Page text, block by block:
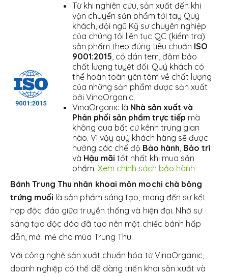
Từ khi nghiên cứu, sản xuất đến khi
vận chuyển sản phẩm tới tay Quý
khách, đội ngũ Kỹ sư chuyên nghiệp
của chúng tôi liên tục QC (kiểm tra)
sản phẩm theo đúng tiêu chuẩn ISO
9001:2015, có dán tem, đảm bảo
chất lượng tuyệt đối. Quý khách có
thể hoàn toàn yên tâm về chất lượng
của những sản phẩm được sản xuất
bởi VinaOrganic.
VinaOrganic là Nhà sản xuất và
Phân phối sản phẩm trực tiếp mà
không qua bất cứ kênh trung gian
nào. Vì vậy quý khách hàng sẽ được
hưởng các chế độ Bảo hành, Bảo trì
và Hậu mãi tốt nhất khi mua sản
phẩm. Xem chính sách bảo hành
Bánh Trung Thu nhân khoai môn mochi chà bông
trứng muối là sản phẩm sáng tạo, mang đến sự kết
hợp độc đáo giữa truyền thống và hiện đại. Nhờ sự
sáng tạo độc đáo đã tạo nên một chiếc bánh hấp
dẫn, mới mẻ cho mùa Trung Thu.
Với công nghệ sản xuất chuẩn hóa từ VinaOrganic,
doanh nghiệp có thể dễ dàng triển khai sản xuất và